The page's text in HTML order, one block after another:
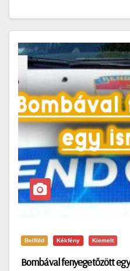
Belföld Kékfény Kiemelt
Bombával fenyegetőzött